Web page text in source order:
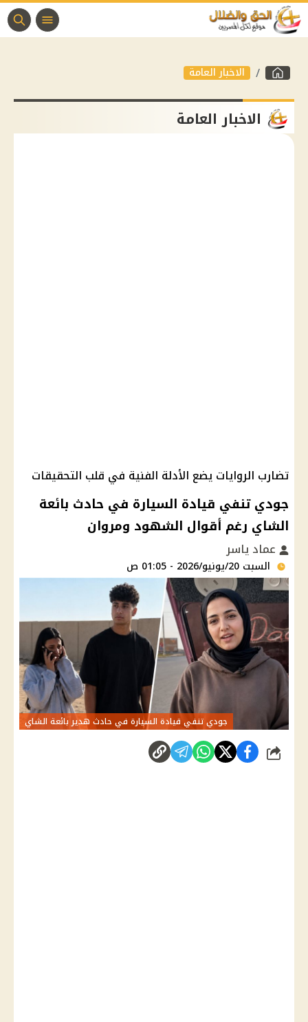
الاخبار العامة
الاخبار العامة
تضارب الروايات يضع الأدلة الفنية في قلب التحقيقات
جودي تنفي قيادة السيارة في حادث بائعة
الشاي رغم أقوال الشهود ومروان
عماد ياسر
السبت 20/يونيو/2026 - 01:05 ص
جودي تنفي قيادة السيارة في حادث هدير بائعة الشاي
شارك